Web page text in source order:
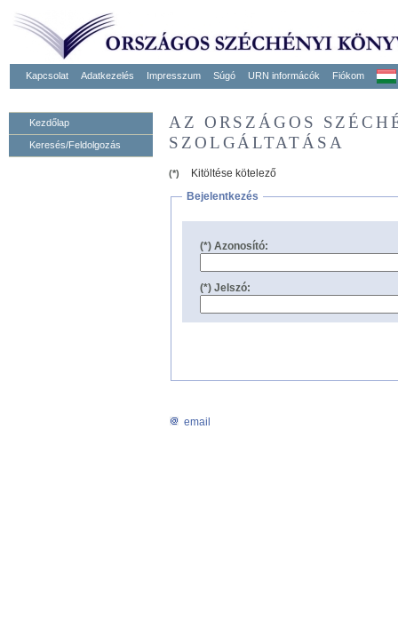
Kapcsolat Adatkezelés Impresszum Súgó URN informácók Fiókom
Kezdőlap
Keresés/Feldolgozás
AZ ORSZÁGOS
SZOLGÁLTATÁSA
(*)
Kitöltése kötelező
Bejelentkezés
(*) Azonosító:
(*) Jelszó:
email